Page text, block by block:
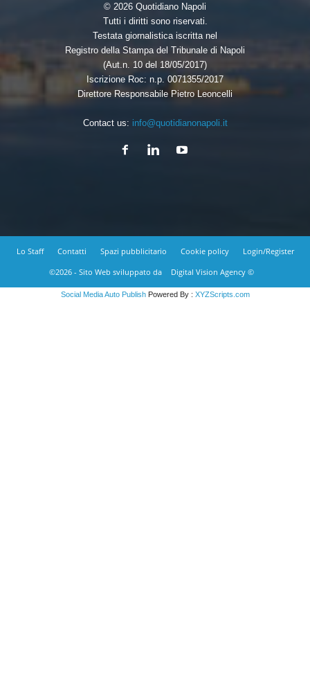
© 2026 Quotidiano Napoli
Tutti i diritti sono riservati.
Testata giornalistica iscritta nel
Registro della Stampa del Tribunale di Napoli
(Aut.n. 10 del 18/05/2017)
Iscrizione Roc: n.p. 0071355/2017
Direttore Responsabile Pietro Leoncelli
Contact us: info@quotidianonapoli.it
Lo Staff Contatti Spazi pubblicitario Cookie policy
Login/Register
©2026 - Sito Web sviluppato da
Digital Vision Agency ©
Social Media Auto PublishPowered By : XYZScripts.com